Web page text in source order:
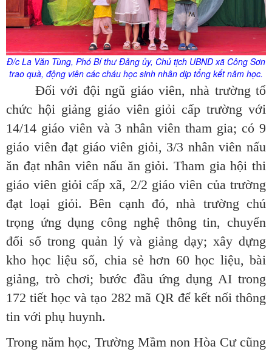
Đ/c La Văn Tùng, Phó Bí thư Đảng ủy, Chủ tịch UBND xã Công Sơn
trao quà, động viên các cháu học sinh nhân dịp tổng kết năm học.
Đối với đội ngũ giáo viên, nhà trường tổ
chức hội giảng giáo viên giỏi cấp trường với
14/14 giáo viên và 3 nhân viên tham gia; có 9
giáo viên đạt giáo viên giỏi, 3/3 nhân viên nấu
ăn đạt nhân viên nấu ăn giỏi. Tham gia hội thi
giáo viên giỏi cấp xã, 2/2 giáo viên của trường
đạt loại giỏi. Bên cạnh đó, nhà trường chú
trọng ứng dụng công nghệ thông tin, chuyển
đổi số trong quản lý và giảng dạy; xây dựng
kho học liệu số, chia sẻ hơn 60 học liệu, bài
giảng, trò chơi; bước đầu ứng dụng AI trong
172 tiết học và tạo 282 mã QR để kết nối thông
tin với phụ huynh.
Trong năm học, Trường Mầm non Hòa Cư cũng